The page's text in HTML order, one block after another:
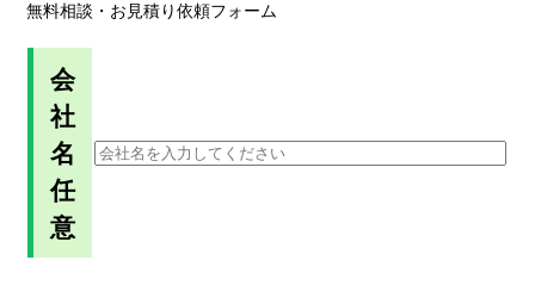
無料相談・お見積り依頼フォーム
会
社
名
任
意